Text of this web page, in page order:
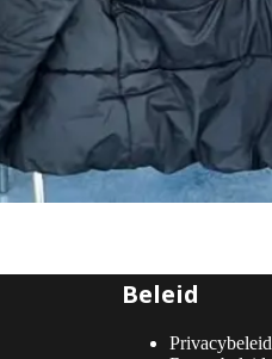
Beleid
Privacybeleid